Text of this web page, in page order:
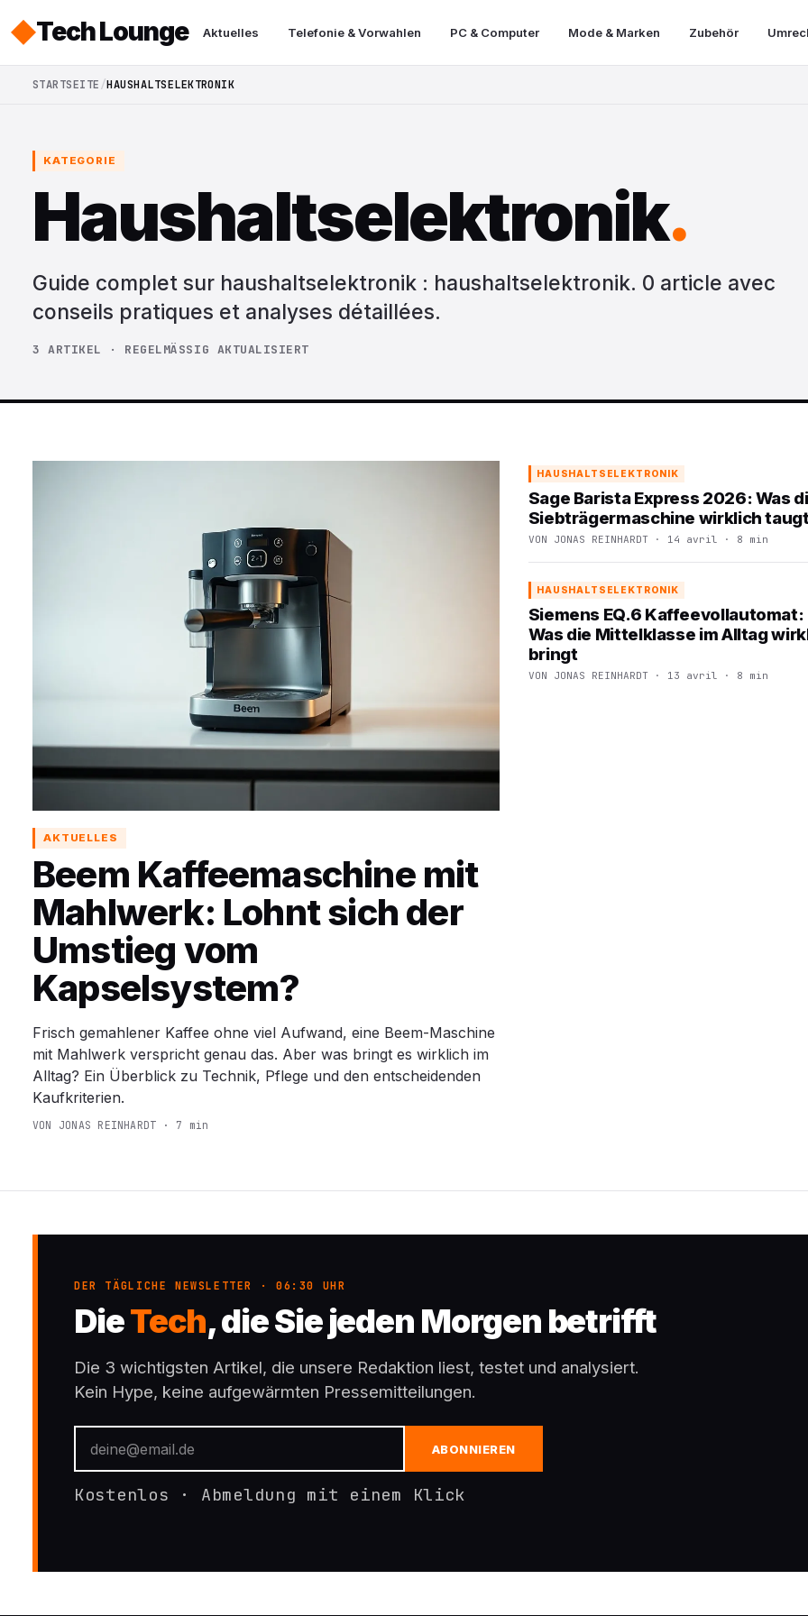
Tech Lounge Aktuelles Telefonie & Vorwahlen PC & Computer Mode & Marken Zubehör
STARTSEITE HAUSHALTSELEKTRONIK
KATEGORIE
Haushaltselektronik.
Guide complet sur haushaltselektronik : haushaltselektronik. 0 article avec
conseils pratiques et analyses détaillées.
3 ARTIKEL · REGELMÄSSIG AKTUALISIERT
AKTUELLES
Beem Kaffeemaschine mit
Mahlwerk: Lohnt sich der
Umstieg vom
Kapselsystem?
Frisch gemahlener Kaffee ohne viel Aufwand, eine Beem-Maschine
mit Mahlwerk verspricht genau das. Aber was bringt es wirklich im
Alltag? Ein Überblick zu Technik, Pflege und den entscheidenden
Kaufkriterien.
VON JONAS REINHARDT · 7 min
HAUSHALTSELEKTRONIK
Sage Barista Express 2026: Was
Siebträgermaschine wirklich taugt
VON JONAS REINHARDT · 14 avril · 8 min
HAUSHALTSELEKTRONIK
Siemens EQ.6 Kaffeevollautomat:
Was die Mittelklasse im Alltag
bringt
VON JONAS REINHARDT · 13 avril · 8 min
DER TÄGLICHE NEWSLETTER · 06:30 UHR
DieTech, die Sie jeden Morgen betrifft
Die 3 wichtigsten Artikel, die unsere Redaktion liest, testet und analysiert.
Kein Hype, keine aufgewärmten Pressemitteilungen.
ABONNIEREN
Kostenlos · Abmeldung mit einem Klick